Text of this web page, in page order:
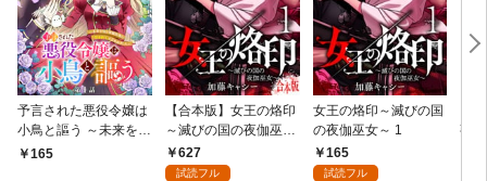
予言された悪役令嬢は
小鳥と謳う ～未来を知
る専属執事に「君を救
165
【合本版】女王の烙印
～滅びの国の夜伽巫女
～ 1627
試読フル
女王の烙印～滅びの国
の夜伽巫女～ 1
165
試読フル
熟